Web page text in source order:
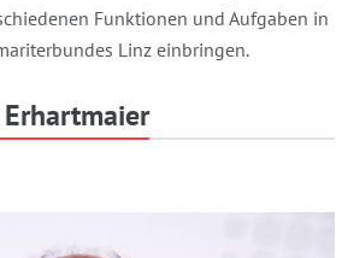
Funktionen und Aufgaben in
Linz einbringen.